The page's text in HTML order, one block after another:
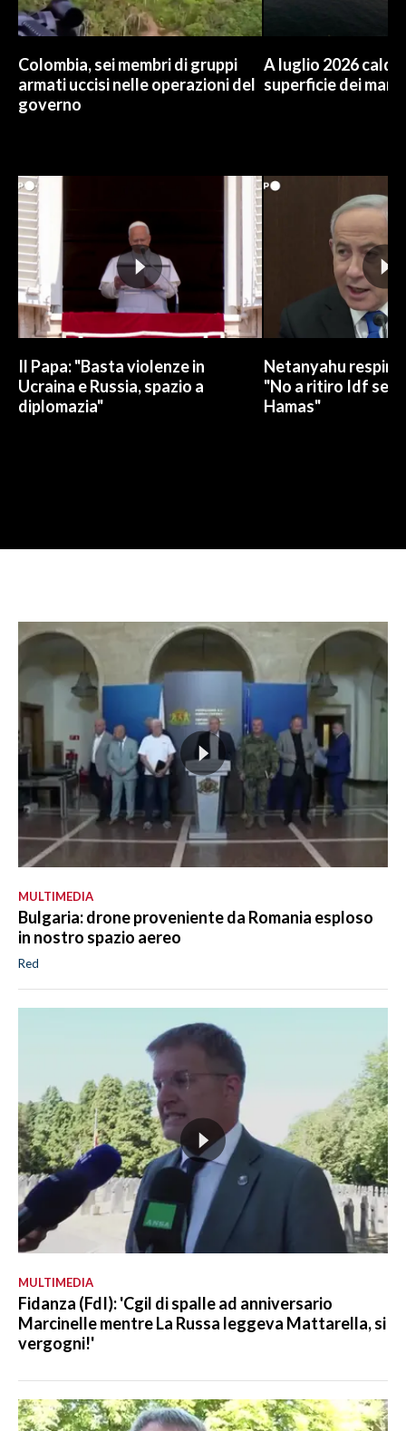
STORE
Colombia, sei membri di gruppi
armati uccisi nelle operazioni del
governo
A luglio 2026
superficie dei mari
Il Papa: "Basta violenze in
Ucraina e Russia, spazio a
diplomazia"
Netanyahu
"No a ritiro Idf
Hamas"
MULTIMEDIA
Bulgaria: drone proveniente da Romania esploso
in nostro spazio aereo
Red
MULTIMEDIA
Fidanza (FdI): 'Cgil di spalle ad anniversario
Marcinelle mentre La Russa leggeva Mattarella, si
vergogni!'